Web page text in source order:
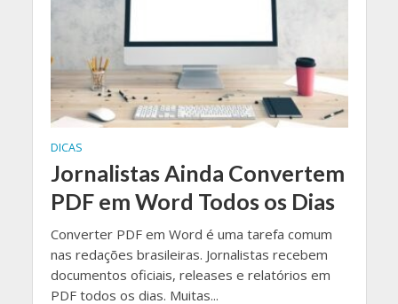
DICAS
Jornalistas Ainda Convertem
PDF em Word Todos os Dias
Converter PDF em Word é uma tarefa comum
nas redações brasileiras. Jornalistas recebem
documentos oficiais, releases e relatórios em
PDF todos os dias. Muitas...